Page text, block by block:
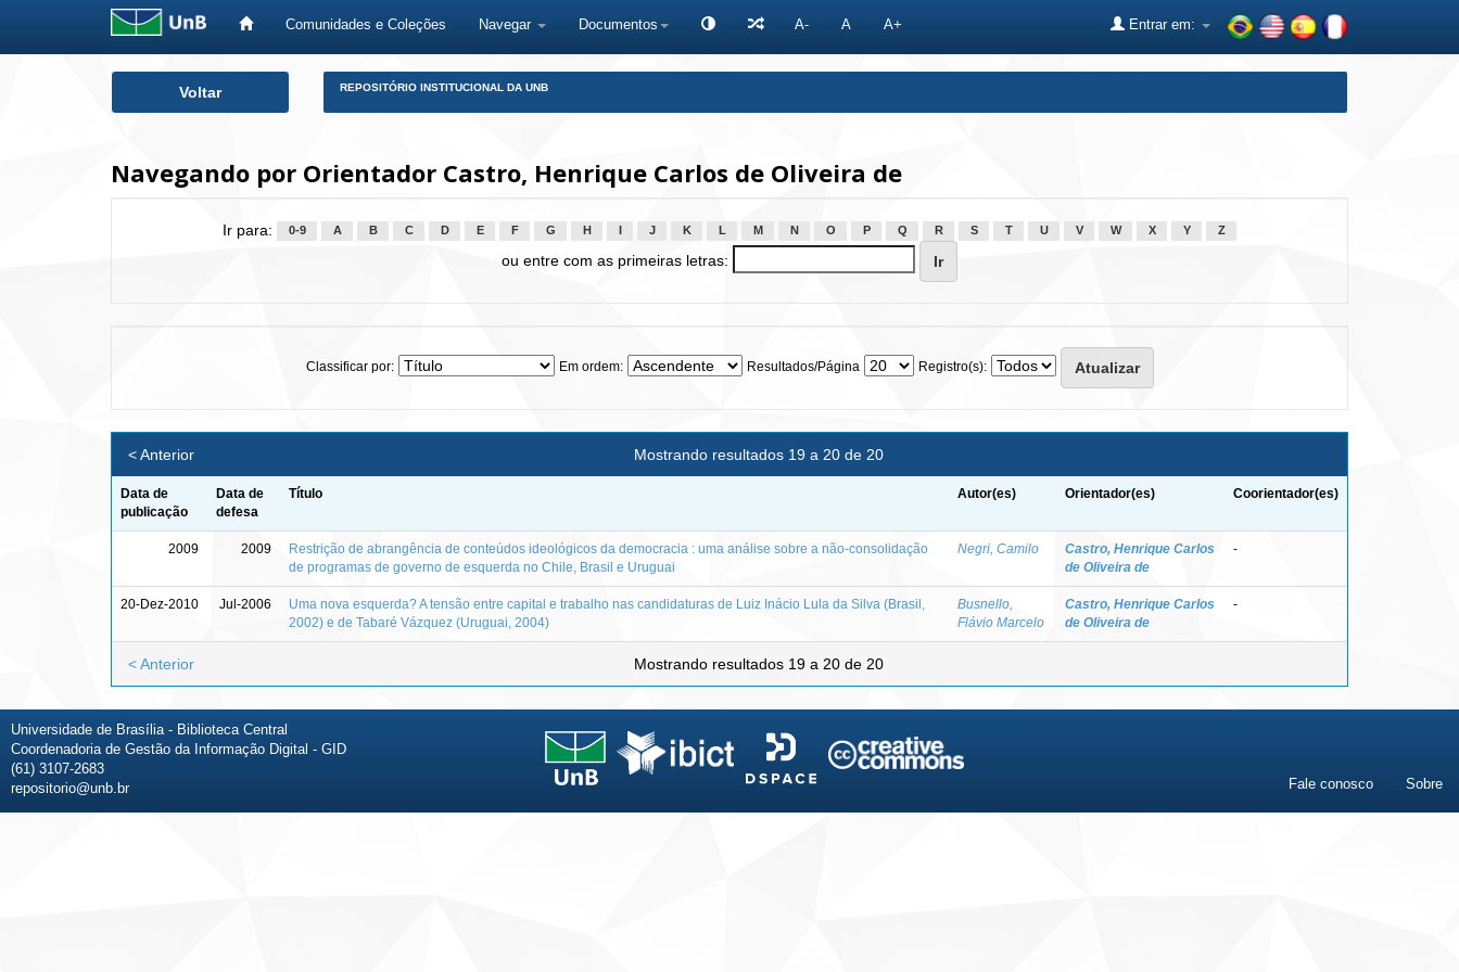
Comunidades e Coleções Navegar Documentos A- A A+ Entrar em:
Voltar REPOSITÓRIO INSTITUCIONAL DA UNB
Navegando por Orientador Castro, Henrique Carlos de Oliveira de
Ir para: 0-9 A B C D E F G H J K L M N O P Q R S T U V W X Y Z
ou entre com as primeiras letras:
Classificar por: Em ordem: Resultados/Página Registro(s):
Mostrando resultados 19 a 20 de 20
< Anterior
Data de
publicação
Data de
defesa
Título Autor(es) Orientador(es) Coorientador(es)
2009 2009
Restrição de abrangência de conteúdos ideológicos da democracia : uma análise sobre a não-consolidação
de programas de governo de esquerda no Chile, Brasil e Uruguai
Negri, Camilo
Castro, Henrique Carlos
de Oliveira de
-
20-Dez-2010 Jul-2006
Uma nova esquerda? A tensão entre capital e trabalho nas candidaturas de Luiz Inácio Lula da Silva (Brasil,
2002) e de Tabaré Vázquez (Uruguai, 2004)
Busnello,
Flávio Marcelo
Castro, Henrique Carlos
de Oliveira de
-
Mostrando resultados 19 a 20 de 20
< Anterior
Universidade de Brasília - Biblioteca Central
Coordenadoria de Gestão da Informação Digital - GID
(61) 3107-2683
repositorio@unb.br
Fale conosco Sobre